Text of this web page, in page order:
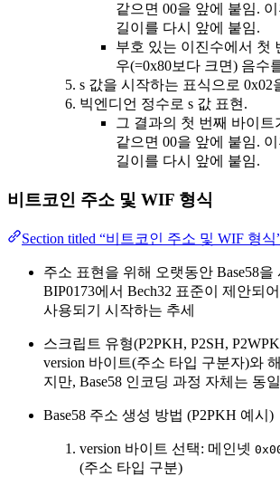
같으면 00을 앞에 붙임.
길이를 다시 앞에 붙임.
부호 있는 이진수에서 첫
우(=0x80보다 크면) 음수
s 값을 시작하는 표식으로 0x02
빅엔디언 정수로 s 값 표현.
그 결과의 첫 번째 바이트
같으면 00을 앞에 붙임.
길이를 다시 앞에 붙임.
비트코인 주소 및 WIF 형식
Section titled “비트코인 주소 및 WIF 형식
주소 표현을 위해 오랫동안 Base58
BIP0173에서 Bech32 표준이 제안되
사용되기 시작하는 추세
스크립트 유형(P2PKH, P2SH,
version 바이트(주소 타입 구분자)와
지만, Base58 인코딩 과정 자체는 동
Base58 주소 생성 방법 (P2PKH 예시)
version 바이트 선택: 메인넷
(주소 타입 구분)